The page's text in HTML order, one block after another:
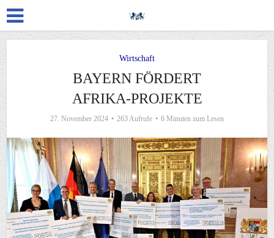
Wirtschaft
BAYERN FÖRDERT
AFRIKA-PROJEKTE
27. November 2024 263 Aufrufe 6 Minuten zum Lesen